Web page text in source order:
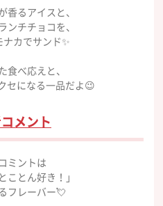
香るアイスと、
ンチチョコを、
カでサンド✨
食べ応えと、
セになる一品だよ😉
メント
ミントは
ことん好き！」
フレーバー💘